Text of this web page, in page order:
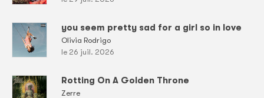
you seem pretty sad for a girl so in love
Olivia Rodrigo
le 26 juil. 2026
Rotting On A Golden Throne
Zerre